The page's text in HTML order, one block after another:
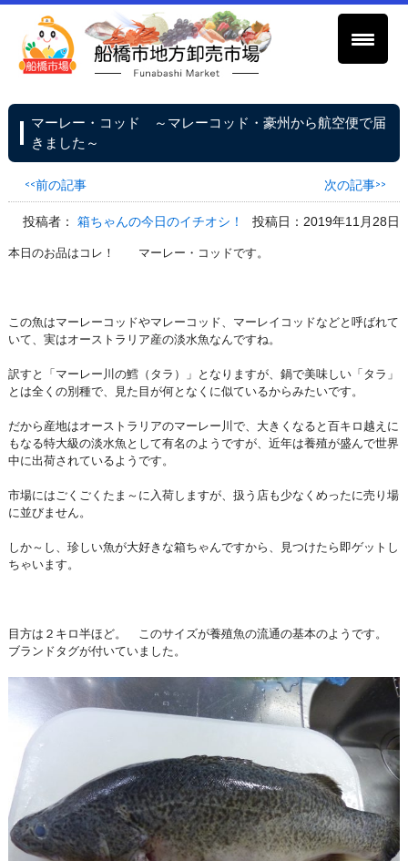
マーレー・コッド ～マレーコッド・豪州から航空便で届
きました～
<<前の記事 次の記事>>
投稿者：箱ちゃんの今日のイチオシ！ 投稿日：2019年11月28日
本日のお品はコレ！ マーレー・コッドです。
この魚はマーレーコッドやマレーコッド、マーレイコッドなどと呼ばれて
いて、実はオーストラリア産の淡水魚なんですね。
訳すと「マーレー川の鱈（タラ）」となりますが、鍋で美味しい「タラ」
とは全くの別種で、見た目が何となくに似ているからみたいです。
だから産地はオーストラリアのマーレー川で、大きくなると百キロ越えに
もなる特大級の淡水魚として有名のようですが、近年は養殖が盛んで世界
中に出荷されているようです。
市場にはごくごくたま～に入荷しますが、扱う店も少なくめったに売り場
に並びません。
しか～し、珍しい魚が大好きな箱ちゃんですから、見つけたら即ゲットし
ちゃいます。
目方は２キロ半ほど。 このサイズが養殖魚の流通の基本のようです。
ブランドタグが付いていました。